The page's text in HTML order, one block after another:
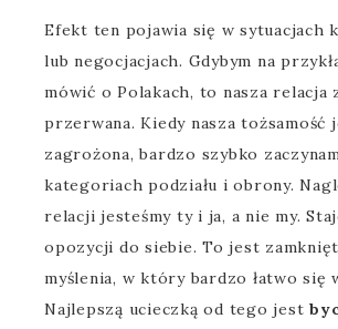
Efekt ten pojawia się w sytuacjach
lub negocjacjach. Gdybym na
mówić o Polakach, to nasza relacja
przerwana. Kiedy nasza tożsamość
zagrożona, bardzo szybko
kategoriach podziału i obrony.
relacji jesteśmy ty i ja, a nie my.
opozycji do siebie. To jest
myślenia, w który bardzo łatwo się
Najlepszą ucieczką od tego jest